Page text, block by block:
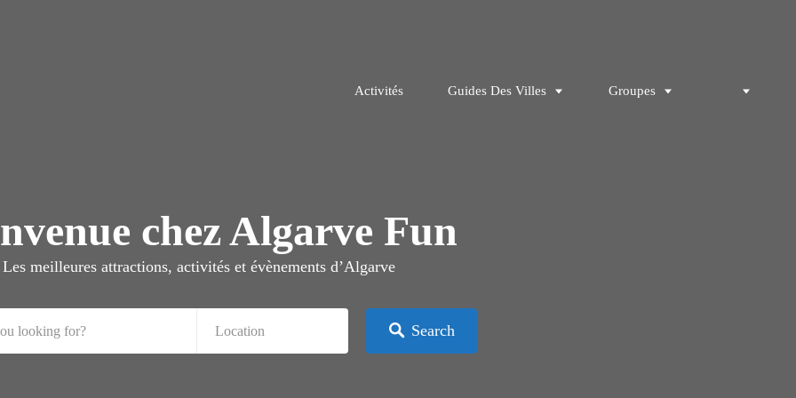
Activités Guides Des Villes Groupes
chez Algarve Fun
Les meilleures attractions, activités et évènements d’Algarve
Search